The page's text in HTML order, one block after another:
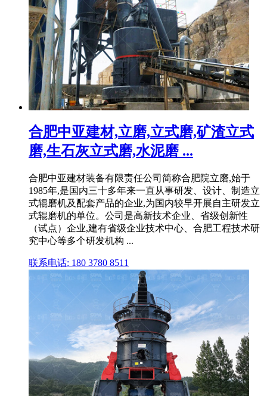
合肥中亚建材,立磨,立式磨,矿渣立式
磨,生石灰立式磨,水泥磨 ...
合肥中亚建材装备有限责任公司简称合肥院立磨,始于
1985年,是国内三十多年来一直从事研发、设计、制造立
式辊磨机及配套产品的企业,为国内较早开展自主研发立
式辊磨机的单位。公司是高新技术企业、省级创新性
（试点）企业,建有省级企业技术中心、合肥工程技术研
究中心等多个研发机构 ...
联系电话: 180 3780 8511